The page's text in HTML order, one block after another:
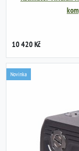
10 420 Kč
Novinka